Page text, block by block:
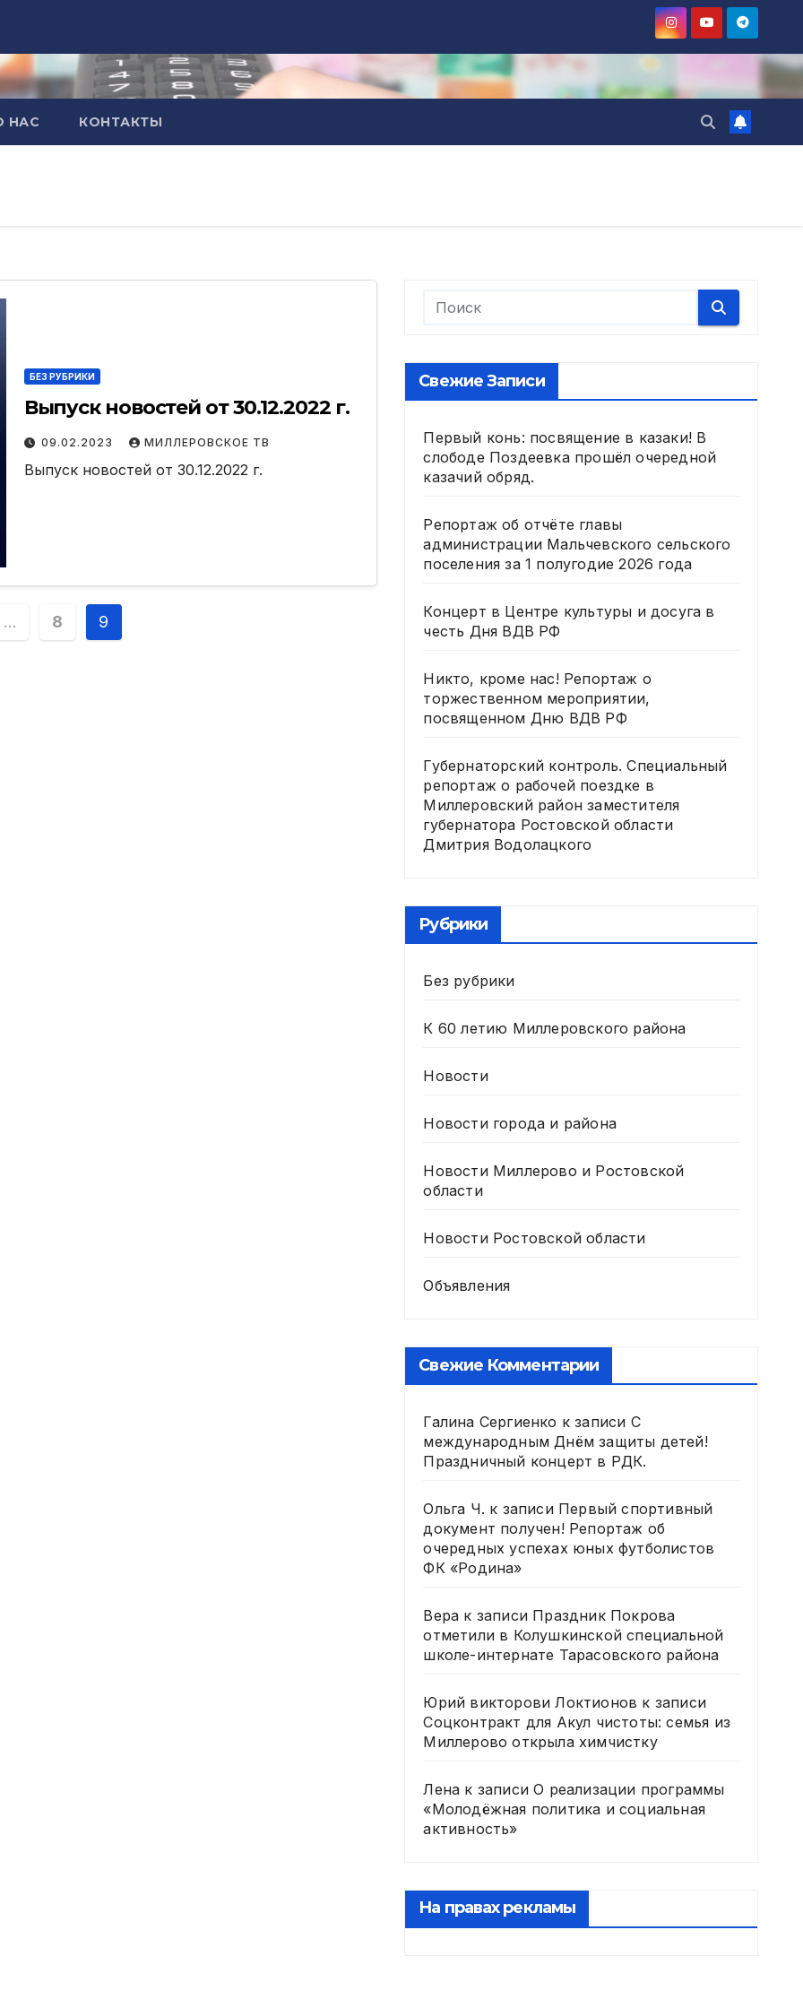
НАС КОНТАКТЫ
БЕЗ РУБРИКИ
Выпуск новостей от 30.12.2022 г.
09.02.2023 МИЛЛЕРОВСКОЕ ТВ
Выпуск новостей от 30.12.2022 г.
… 8 9
Свежие Записи
Первый конь: посвящение в казаки! В
слободе Поздеевка прошёл очередной
казачий обряд.
Репортаж об отчёте главы
администрации Мальчевского сельского
поселения за 1 полугодие 2026 года
Концерт в Центре культуры и досуга в
честь Дня ВДВ РФ
Никто, кроме нас! Репортаж о
торжественном мероприятии,
посвященном Дню ВДВ РФ
Губернаторский контроль. Специальный
репортаж о рабочей поездке в
Миллеровский район заместителя
губернатора Ростовской области
Дмитрия Водолацкого
Рубрики
Без рубрики
К 60 летию Миллеровского района
Новости
Новости города и района
Новости Миллерово и Ростовской
области
Новости Ростовской области
Объявления
Свежие Комментарии
Галина Сергиенко к записи С
международным Днём защиты детей!
Праздничный концерт в РДК.
Ольга Ч. к записи Первый спортивный
документ получен! Репортаж об
очередных успехах юных футболистов
ФК «Родина»
Вера к записи Праздник Покрова
отметили в Колушкинской специальной
школе-интернате Тарасовского района
Юрий викторови Локтионов к записи
Соцконтракт для Акул чистоты: семья из
Миллерово открыла химчистку
Лена к записиО реализации программы
«Молодёжная политика и социальная
активность»
На правах рекламы